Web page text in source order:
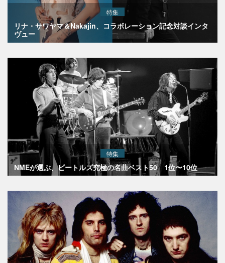
特集
リナ・サワヤマ＆Nakajin、コラボレーション記念対談インタ
ヴュー
特集
NMEが選ぶ、ビートルズ究極の名曲ベスト50 1位〜10位